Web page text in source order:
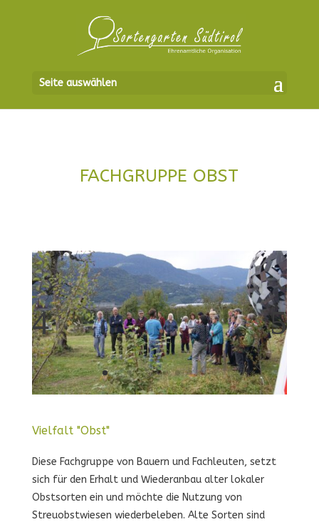
Seite auswählen
FACHGRUPPE OBST
Vielfalt "Obst"
Diese Fachgruppe von Bauern und Fachleuten, setzt
sich für den Erhalt und Wiederanbau alter lokaler
Obstsorten ein und möchte die Nutzung von
Streuobstwiesen wiederbeleben. Alte Sorten sind